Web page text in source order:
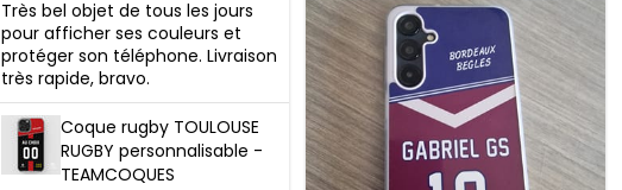
Très bel objet de tous les jours
pour afficher ses couleurs et
protéger son téléphone. Livraison
très rapide, bravo.
Coque rugby TOULOUSE
RUGBY personnalisable -
TEAMCOQUES